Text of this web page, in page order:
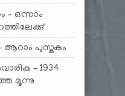
– ഒന്നാം
ആറാം പുസ്തകം
– 1934
മൂന്നു